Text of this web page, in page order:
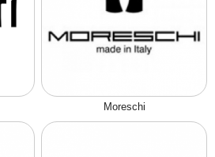
Moreschi